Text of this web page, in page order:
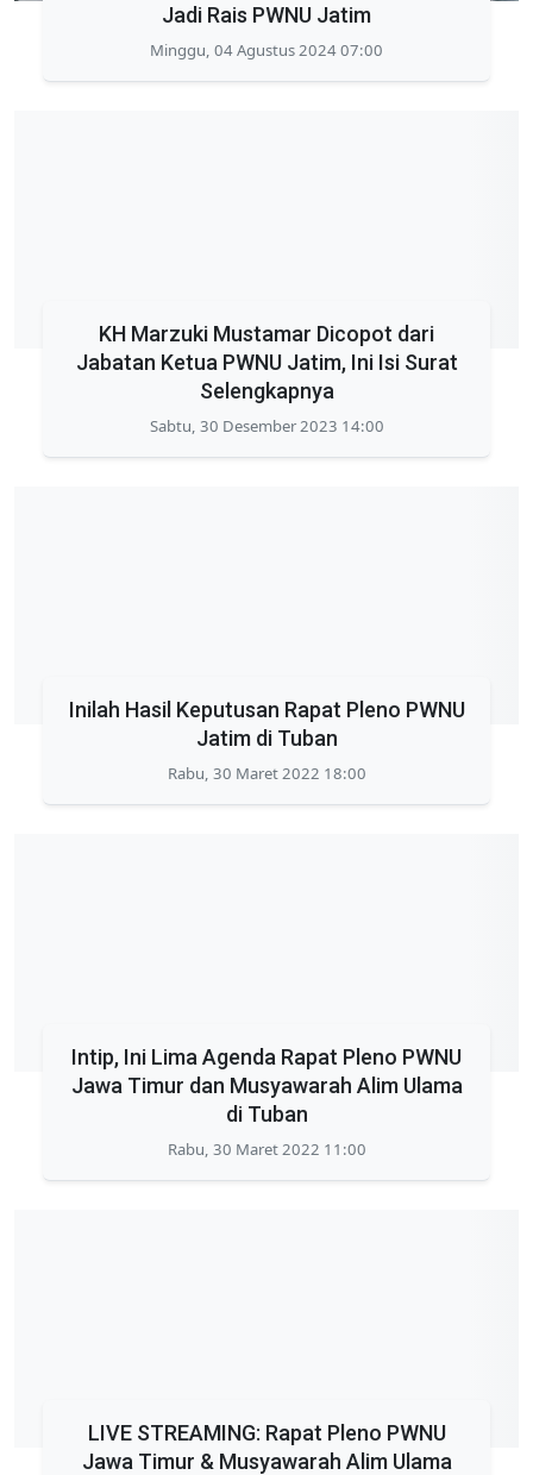
Jadi Rais PWNU Jatim
Minggu, 04 Agustus 2024 07:00
KH Marzuki Mustamar Dicopot dari
Jabatan Ketua PWNU Jatim, Ini Isi Surat
Selengkapnya
Sabtu, 30 Desember 2023 14:00
Inilah Hasil Keputusan Rapat Pleno PWNU
Jatim di Tuban
Rabu, 30 Maret 2022 18:00
Intip, Ini Lima Agenda Rapat Pleno PWNU
Jawa Timur dan Musyawarah Alim Ulama
di Tuban
Rabu, 30 Maret 2022 11:00
LIVE STREAMING: Rapat Pleno PWNU
Jawa Timur & Musyawarah Alim Ulama